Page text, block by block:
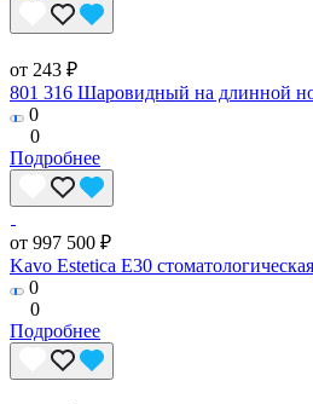
от 243 ₽
801 316 Шаровидный на длинной
0
0
Подробнее
от 997 500 ₽
Kavo Estetica E30
0
0
Подробнее